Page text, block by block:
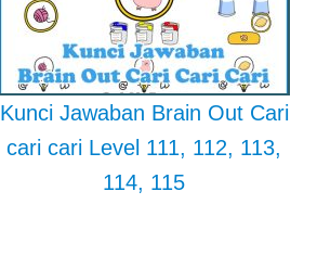
Kunci Jawaban Brain Out Cari
cari cari Level 111, 112, 113,
114, 115